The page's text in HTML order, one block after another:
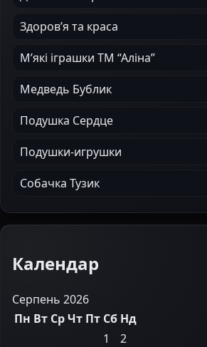
Здоров’я та краса
М’які іграшки ТМ “Аліна”
Медведь Бублик
Подушка Сердце
Подушки-игрушки
Собачка Тузик
Календар
Серпень 2026
Пн Вт СрЧт Пт Сб Нд
1
2